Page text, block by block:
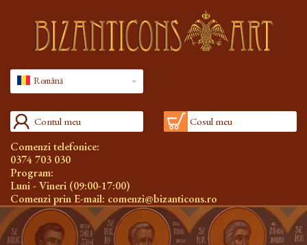
Română
Contul meu Cosul meu
Comenzi telefonice:
0374 703 030
Program:
Luni - Vineri (09:00-17:00)
Comenzi prin E-mail: comenzi@bizanticons.ro